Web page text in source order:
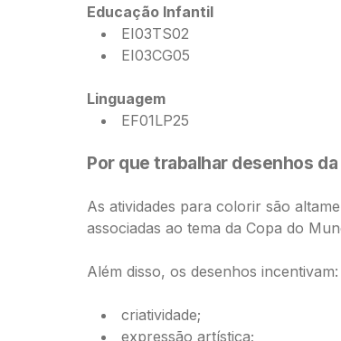
Educação Infantil
EI03TS02
EI03CG05
Linguagem
EF01LP25
Por que trabalhar desenhos
As atividades para colorir são
associadas ao tema da Copa do
Além disso, os desenhos incentivam:
criatividade;
expressão artística;